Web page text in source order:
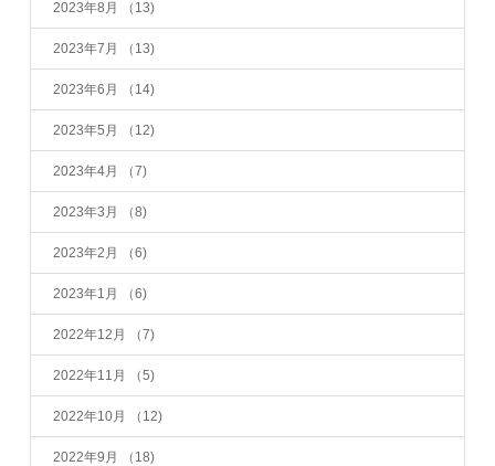
2023年8月 （13)
2023年7月 （13)
2023年6月 （14)
2023年5月 （12)
2023年4月 （7)
2023年3月 （8)
2023年2月 （6)
2023年1月 （6)
2022年12月 （7)
2022年11月 （5)
2022年10月 （12)
2022年9月 （18)